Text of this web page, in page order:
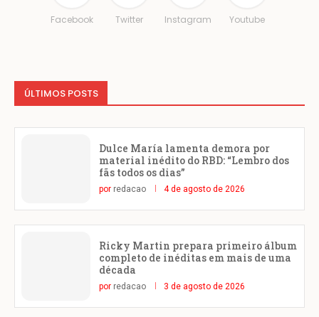
Facebook Twitter Instagram Youtube
ÚLTIMOS POSTS
Dulce María lamenta demora por
material inédito do RBD: “Lembro dos
fãs todos os dias”
por redacao 4 de agosto de 2026
Ricky Martin prepara primeiro álbum
completo de inéditas em mais de uma
década
por redacao 3 de agosto de 2026